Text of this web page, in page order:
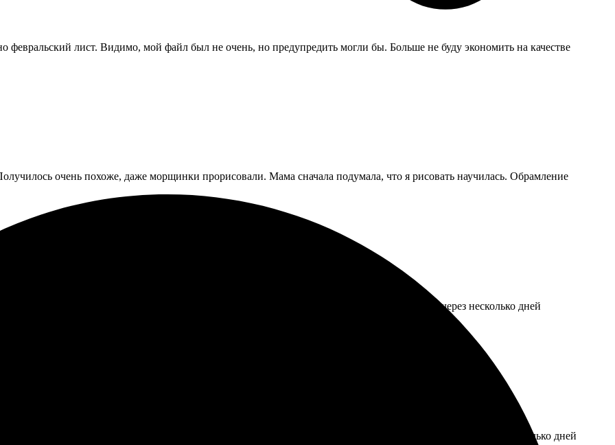
лист. Видимо, мой файл был не очень, но предупредить могли бы. Больше не буду экономить на качестве
очень похоже, даже морщинки прорисовали. Мама сначала подумала, что я рисовать научилась. Обрамление
оказался простым и интуитивным. Быстро выбрал формат, загрузил изображение, а через несколько дней
На сайте всё просто и удобно: выбрал нужный формат, загрузил свои снимки, указал детали. Через несколько дней